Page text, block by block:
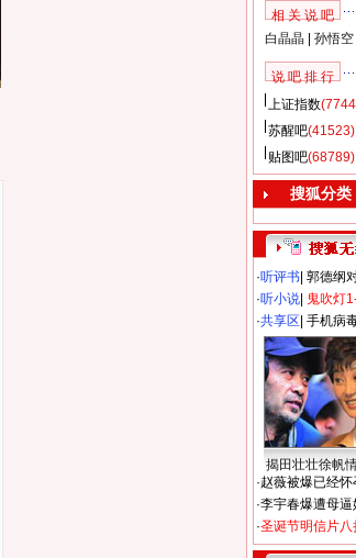
相 关 说 吧
白晶晶| 孙悟空
说 吧 排 行
上证指数
苏醒吧(41523)
贴图吧(68789)
搜狐分类
·听评书 郭德纲
·听小说 鬼吹灯
·共享区 手机病
揭田壮壮徐帆
·赵薇被爆已经怀
·李宇春爆遭母逼
·圣诞节明信片八